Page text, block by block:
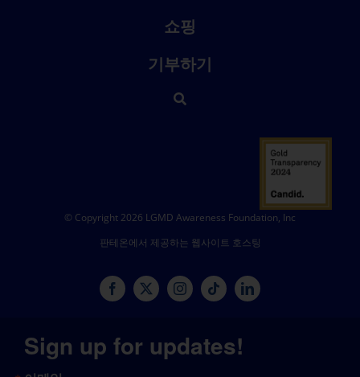
쇼핑
기부하기
© Copyright 2026 LGMD Awareness Foundation, Inc
판테온에서 제공하는 웹사이트 호스팅
Sign up for updates!